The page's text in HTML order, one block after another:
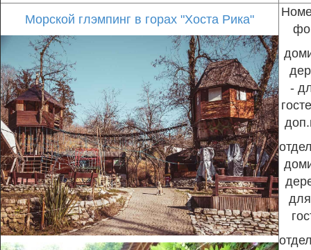
Морской глэмпинг в горах "Хоста Рика"
-